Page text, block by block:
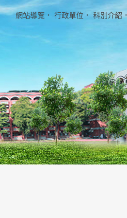
網站導覽 ． 行政單位 ． 科別介紹